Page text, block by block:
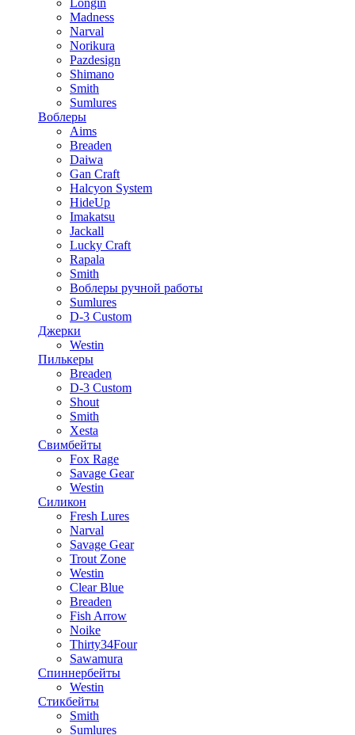
Longin
Madness
Narval
Norikura
Pazdesign
Shimano
Smith
Sumlures
Воблеры
Aims
Breaden
Daiwa
Gan Craft
Halcyon System
HideUp
Imakatsu
Jackall
Lucky Craft
Rapala
Smith
Воблеры ручной работы
Sumlures
D-3 Custom
Джерки
Westin
Пилькеры
Breaden
D-3 Custom
Shout
Smith
Xesta
Свимбейты
Fox Rage
Savage Gear
Westin
Силикон
Fresh Lures
Narval
Savage Gear
Trout Zone
Westin
Clear Blue
Breaden
Fish Arrow
Noike
Thirty34Four
Sawamura
Спиннербейты
Westin
Стикбейты
Smith
Sumlures